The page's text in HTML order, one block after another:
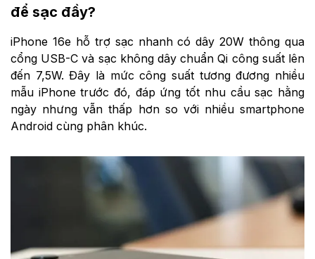
để sạc đầy?
iPhone 16e hỗ trợ sạc nhanh có dây 20W thông qua
cổng USB-C và sạc không dây chuẩn Qi công suất lên
đến 7,5W. Đây là mức công suất tương đương nhiều
mẫu iPhone trước đó, đáp ứng tốt nhu cầu sạc hằng
ngày nhưng vẫn thấp hơn so với nhiều smartphone
Android cùng phân khúc.